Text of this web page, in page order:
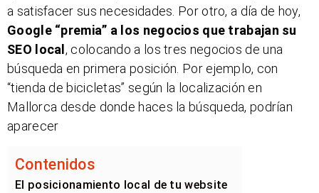
a satisfacer sus necesidades. Por otro, a día de hoy,
Google “premia” a los negocios que trabajan su
SEO local , colocando a los tres negocios de una
búsqueda en primera posición. Por ejemplo, con
“tienda de bicicletas” según la localización en
Mallorca desde donde haces la búsqueda, podrían
aparecer
Contenidos
El posicionamiento local de tu website